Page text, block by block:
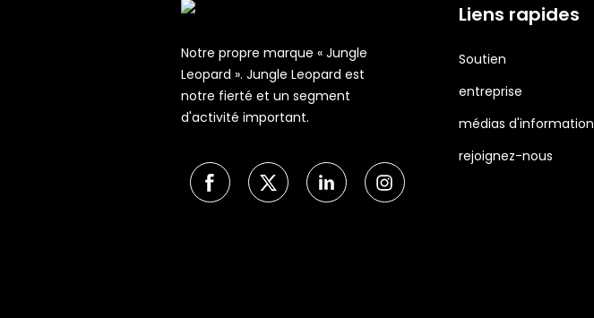
Notre propre marque « Jungle
Leopard ». Jungle Leopard est
notre fierté et un segment
d'activité important.
Liens rapides
Soutien
entreprise
médias d'information
rejoignez-nous